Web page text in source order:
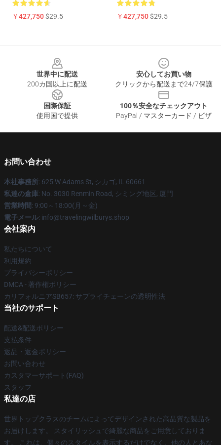
￥427,750$29.5 ￥427,750$29.5
世界中に配送
200カ国以上に配送
安心してお買い物
クリックから配送まで24/7保護
国際保証
使用国で提供
100％安全なチェックアウト
PayPal / マスターカード / ビザ
お問い合わせ
本社事務所: 625 W Adams St, シカゴ, IL 60661
私達の倉庫: No. 3030 Renmin Road, シミング地区, 厦門
営業時間: 9:00～18:00(月～金)
電子メール: info@travelingwilburys.shop
会社案内
私たちについて
利用規約
プライバシーポリシー
DMCA - 著作権ポリシー
カリフォルニアSB657: サプライチェーンの透明性法
当社のサポート
配送&配送ポリシー
支払条件
返品・返金ポリシー
お問い合わせ
カスタマーサポート(FAQ)
スタッフ
私達の店
世界トップクラスのチームによってデザインされた高品質な製品を
お届けします。 スタイリッシュで綺麗な商品をご用意しておりま
す。 これは、個々のスタイルを表示するだけでなく、他の人とあな